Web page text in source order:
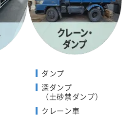
ダンプ
深ダンプ
（土砂禁ダンプ）
クレーン車